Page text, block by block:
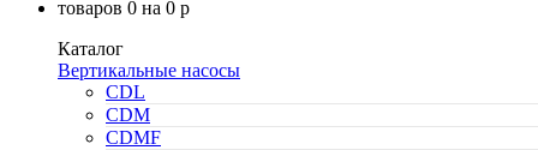
товаров 0 на 0 p
Каталог
Вертикальные насосы
CDL
CDM
CDMF